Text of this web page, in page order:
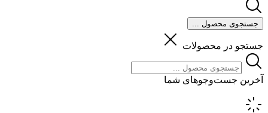
جستجوی محصول ...
جستجو در محصولات
آخرین جست‌وجوهای شما